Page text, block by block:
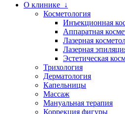
О клинике ↓
Косметология
Инъекционная
Аппаратная
Лазерная
Лазерная
Эстетическая
Трихология
Дерматология
Капельницы
Массаж
Мануальная терапия
Коррекция фигуры